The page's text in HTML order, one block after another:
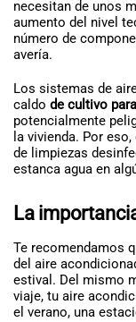
necesitan de unos
aumento del nivel
número de
avería.
Los sistemas de
caldo de cultivo
potencialmente
la vivienda. Por
de limpiezas
estanca agua en
La
Te recomendamos
del aire
estival. Del mismo
viaje, tu aire
el verano, una